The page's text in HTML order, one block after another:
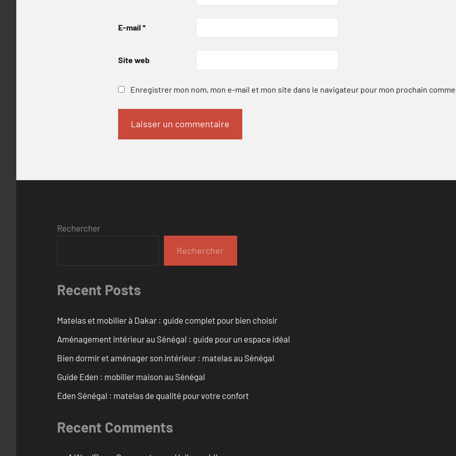
E-mail *
Site web
Enregistrer mon nom, mon e-mail et mon site dans le navigateur pour mon prochain
Rechercher
Rechercher
Recent Posts
Matelas et mobilier à Dakar : guide complet pour bien choisir
Aménagement intérieur au Sénégal : guide pour un espace idéal
Bien dormir et aménager son intérieur : matelas au Sénégal
Guide Eden : mobilier maison au Sénégal
Eden Sénégal : matelas de qualité pour votre confort
Recent Comments